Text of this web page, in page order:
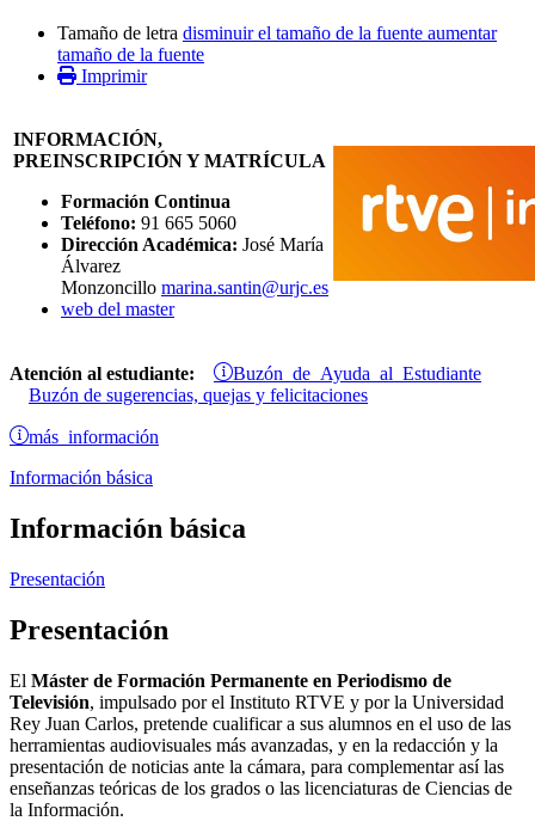
Tamaño de letra disminuir el tamaño de la fuente aumentar
tamaño de la fuente
Imprimir
INFORMACIÓN,
PREINSCRIPCIÓN Y MATRÍCULA
Formación Continua
Teléfono: 91 665 5060
Dirección Académica: José María
Álvarez
Monzoncillo marina.santin@urjc.es
web del master
Atención al estudiante: Buzón de Ayuda al Estudiante
Buzón de sugerencias, quejas y felicitaciones
más información
Información básica
Información básica
Presentación
Presentación
El Máster de Formación Permanente en Periodismo de
Televisión, impulsado por el Instituto RTVE y por la Universidad
Rey Juan Carlos, pretende cualificar a sus alumnos en el uso de las
herramientas audiovisuales más avanzadas, y en la redacción y la
presentación de noticias ante la cámara, para complementar así las
enseñanzas teóricas de los grados o las licenciaturas de Ciencias de
la Información.